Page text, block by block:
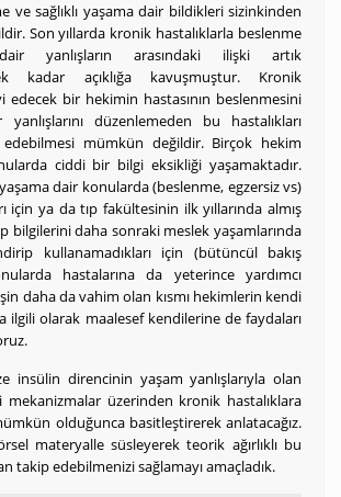
ve sağlıklı yaşama dair bildikleri sizinkinden
Son yıllarda kronik hastalıklarla beslenme
yanlışların arasındaki ilişki artık
kadar açıklığa kavuşmuştur. Kronik
edecek bir hekimin hastasının beslenmesini
düzenlemeden bu hastalıkları
edebilmesi mümkün değildir. Birçok hekim
ciddi bir bilgi eksikliği yaşamaktadır.
dair konularda (beslenme, egzersiz vs)
için ya da tıp fakültesinin ilk yıllarında almış
bilgilerini daha sonraki meslek yaşamlarında
kullanamadıkları için (bütüncül bakış
hastalarına da yeterince yardımcı
daha da vahim olan kısmı hekimlerin kendi
ilgili olarak maalesef kendilerine de faydaları
insülin direncinin yaşam yanlışlarıyla olan
mekanizmalar üzerinden kronik hastalıklara
olduğunca basitleştirerek anlatacağız.
materyalle süsleyerek teorik ağırlıklı bu
takip edebilmenizi sağlamayı amaçladık.